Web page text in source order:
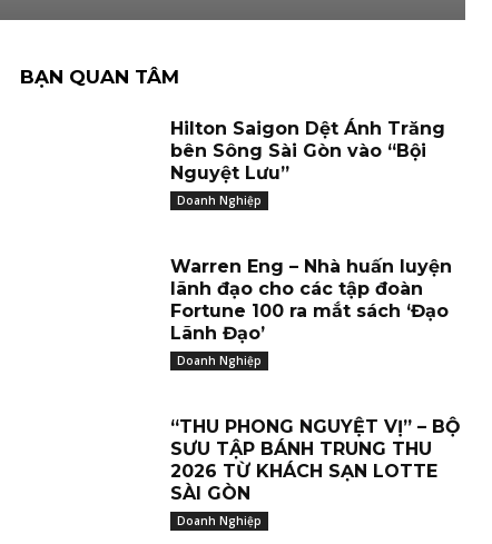
BẠN QUAN TÂM
Hilton Saigon Dệt Ánh Trăng
bên Sông Sài Gòn vào “Bội
Nguyệt Lưu”
Doanh Nghiệp
Warren Eng – Nhà huấn luyện
lãnh đạo cho các tập đoàn
Fortune 100 ra mắt sách ‘Đạo
Lãnh Đạo’
Doanh Nghiệp
“THU PHONG NGUYỆT VỊ” – BỘ
SƯU TẬP BÁNH TRUNG THU
2026 TỪ KHÁCH SẠN LOTTE
SÀI GÒN
Doanh Nghiệp